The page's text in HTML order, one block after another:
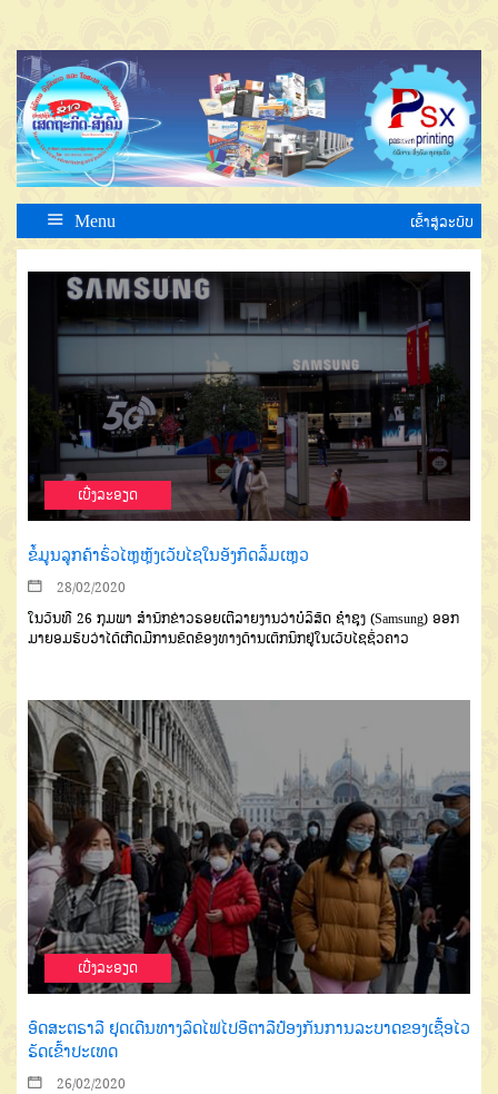
Menu ເຂົ້າສູ່ລະບົບ
ເບີ່ງລະອຽດ
ຂໍ້ມູນລູກຄ້າຮົ່ວໄຫຼຫຼັງເວັບໄຊໃນອັງກິດລົ້ມເຫຼວ
28/02/2020
ໃນວັນທີ 26 ກຸມພາ ສຳນັກຂ່າວຣອຍເຕີລາຍງານວ່າບໍລິສັດ ຊຳຊຸງ (Samsung) ອອກ
ມາຍອມຮັບວ່າໄດ້ເກີດມີການຂັດຂ້ອງທາງດ້ານເຕັກນິກຢູ່ໃນເວັບໄຊຊົ່ວຄາວ
ເບີ່ງລະອຽດ
ອົດສະຕຣາລີ ຢຸດເດີນທາງລົດໄຟໄປອີຕາລີປ້ອງກັນການລະບາດຂອງເຊື້ອໄວ
ຣັດເຂົ້າປະເທດ
26/02/2020